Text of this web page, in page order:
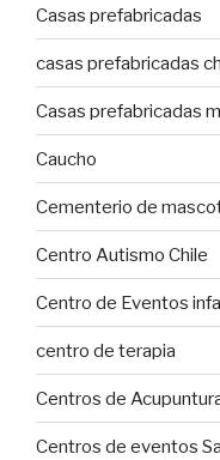
Casas prefabricadas
casas prefabricadas
Casas prefabricadas
Caucho
Cementerio de
Centro Autismo Chile
Centro de Eventos
centro de terapia
Centros de
Centros de eventos